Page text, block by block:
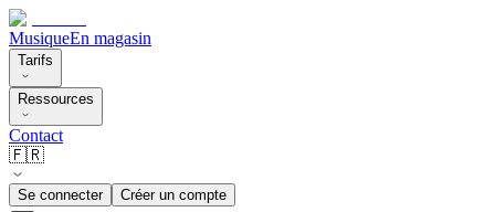
MusiqueEn magasin
Tarifs
Ressources
Contact
🇫🇷
Se connecter Créer un compte